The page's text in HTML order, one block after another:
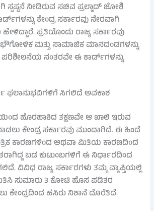
ಸ್ಪಷ್ಟನೆ ನೀಡಿರುವ ಸಚಿವ ಪ್ರಲ್ಹಾದ್ ಜೋಶಿ
ಕೇಂದ್ರ ಸರ್ಕಾರವು ನೇರವಾಗಿ
ಹೇಳಿದ್ದಾರೆ. ಪ್ರತಿಯೊಂದು ರಾಜ್ಯ ಸರ್ಕಾರವು
ಭೌಗೋಳಿಕ ಮತ್ತು ಸಾಮಾಜಿಕ ಮಾನದಂಡಗಳನ್ನು
ನಂತರವೇ ಈ ಕಾರ್ಡ್‌ಗಳನ್ನು
ಫಲಾನುಭವಿಗಳಿಗೆ ಸಿಗಲಿದೆ ಅವಕಾಶ
ಹೊರಹಾಕಿದ ತಕ್ಷಣವೇ ಆ ಖಾಲಿ ಇರುವ
ಕೇಂದ್ರ ಸರ್ಕಾರವು ಮುಂದಾಗಿದೆ. ಈ ಹಿಂದೆ
ಕಾರಣಗಳಿಂದ ಅಥವಾ ಮಿತಿಯ ಕಾರಣದಿಂದ
ಬಡ ಕುಟುಂಬಗಳಿಗೆ ಈ ನಿರ್ಧಾರದಿಂದ
ವಿವಿಧ ರಾಜ್ಯ ಸರ್ಕಾರಗಳು ತಮ್ಮ ವ್ಯಾಪ್ತಿಯಲ್ಲಿ
ಸುಮಾರು 3 ಕೋಟಿ ಹೊಸ ಪಡಿತರ
ಕೇಂದ್ರದಿಂದ ಹಸಿರು ನಿಶಾನೆ ದೊರೆತಿದೆ.